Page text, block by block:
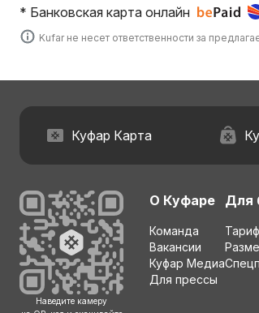
* Банковская карта онлайн
Kufar не несет ответственности за
Куфар Карта
Наведите камеру
О Куфаре
Команда
Вакансии
Куфар Медиа
Для прессы
Для